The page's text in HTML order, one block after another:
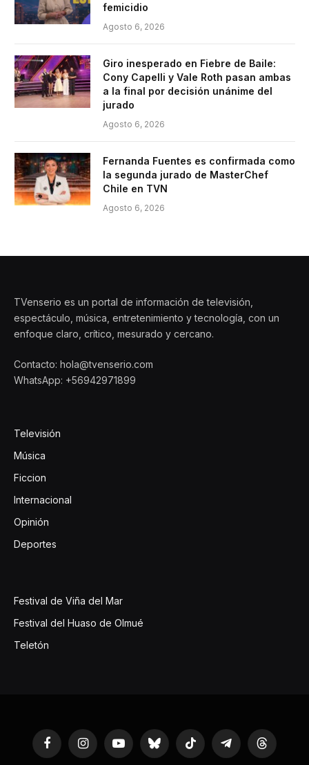
femicidio
Agosto 6, 2026
Giro inesperado en Fiebre de Baile:
Cony Capelli y Vale Roth pasan ambas
a la final por decisión unánime del
jurado
Agosto 6, 2026
Fernanda Fuentes es confirmada como
la segunda jurado de MasterChef
Chile en TVN
Agosto 6, 2026
TVenserio es un portal de información de televisión,
espectáculo, música, entretenimiento y tecnología, con un
enfoque claro, crítico, mesurado y cercano.
Contacto: hola@tvenserio.com
WhatsApp: +56942971899
Televisión
Música
Ficcion
Internacional
Opinión
Deportes
Festival de Viña del Mar
Festival del Huaso de Olmué
Teletón
FacebookInstagramYouTubeBluesky TikTok TelegramThreads